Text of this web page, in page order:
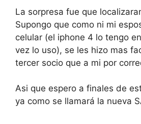
La sorpresa fue que
Supongo que como ni mi
celular (el iphone 4 lo tengo
vez lo uso), se les hizo mas
tercer socio que a mi por
Asi que espero a finales de
ya como se llamará la nueva